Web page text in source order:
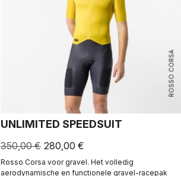
ROSSO CORSA
UNLIMITED SPEEDSUIT
350,00 € 280,00 €
Rosso Corsa voor gravel. Het volledig
aerodynamische en functionele gravel-racepak